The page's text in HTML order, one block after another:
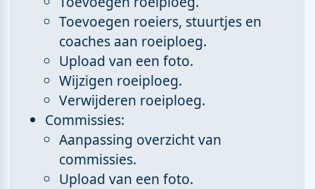
Toevoegen roeiers, stuurtjes en
coaches aan roeiploeg.
Upload van een foto.
Wijzigen roeiploeg.
Verwijderen roeiploeg.
Commissies:
Aanpassing overzicht van
commissies.
Upload van een foto.